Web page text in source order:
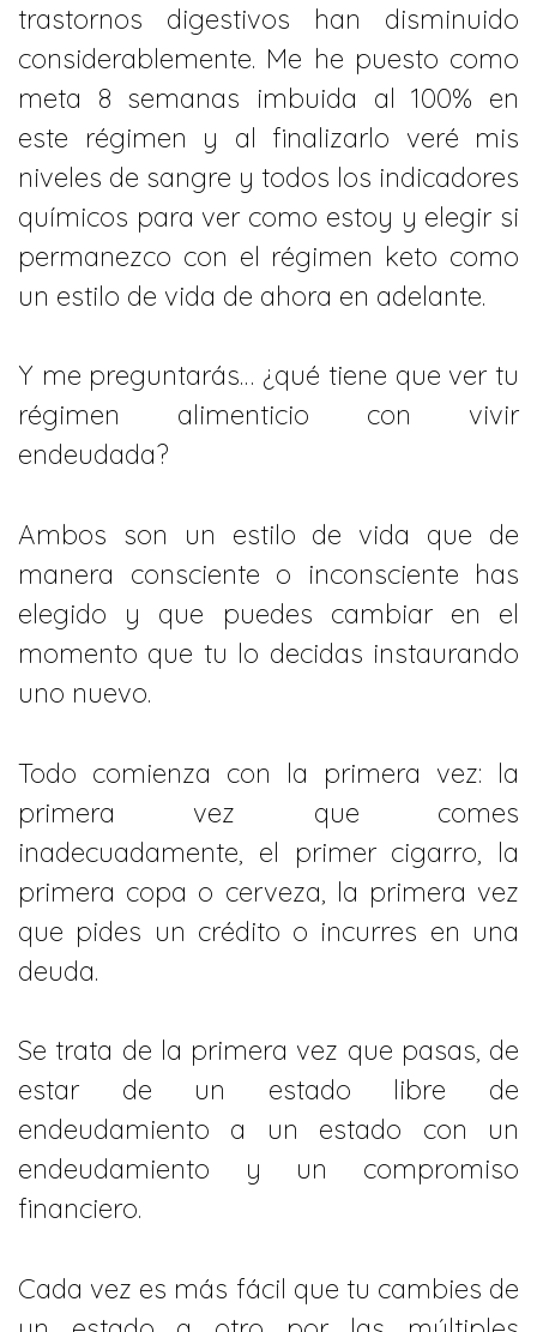
trastornos digestivos han disminuido
considerablemente. Me he puesto como
meta 8 semanas imbuida al 100% en
este régimen y al finalizarlo veré mis
niveles de sangre y todos los indicadores
químicos para ver como estoy y elegir si
permanezco con el régimen keto como
un estilo de vida de ahora en adelante.
Y me preguntarás… ¿qué tiene que ver tu
régimen alimenticio con vivir
endeudada?
Ambos son un estilo de vida que de
manera consciente o inconsciente has
elegido y que puedes cambiar en el
momento que tu lo decidas instaurando
uno nuevo.
Todo comienza con la primera vez: la
primera vez que comes
inadecuadamente, el primer cigarro, la
primera copa o cerveza, la primera vez
que pides un crédito o incurres en una
deuda.
Se trata de la primera vez que pasas, de
estar de un estado libre de
endeudamiento a un estado con un
endeudamiento y un compromiso
financiero.
Cada vez es más fácil que tu cambies de